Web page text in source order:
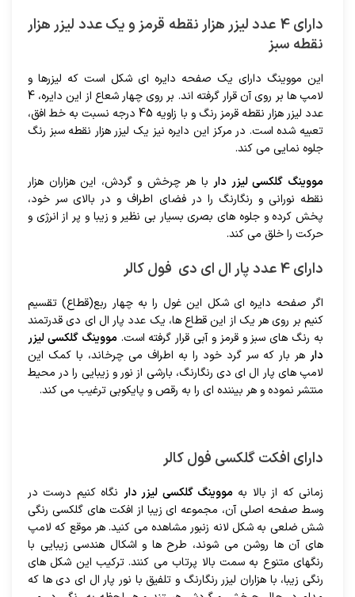
دارای 4 عدد لیزر هزار نقطه قرمز و یک عدد لیزر هزار
نقطه سبز
این مووینگ دارای یک صفحه دایره ای شکل است که لیزرها و
لامپ ها بر روی آن قرار گرفته اند. بر روی چهار شعاع از این دایره، 4
عدد لیزر هزار نقطه قرمز رنگ و با زاویه 45 درجه نسبت به خط افق،
تعبیه شده است. در مرکز این دایره نیز یک لیزر هزار نقطه سبز رنگ
جلوه نمایی می کند.
مووینگ گلکسی لیزر دار با هر چرخش و گردش، این هزاران هزار
نقطه نورانی و رنگارنگ را در فضای اطراف و در بالای سر خود،
پخش کرده و جلوه های بصری بسیار بی نظیر و زیبا و پر از انرژی و
حرکت را خلق می کند.
دارای 4 عدد پار ال ای دی فول کالر
اگر صفحه دایره ای شکل این غول را به چهار ربع(قطاع) تقسیم
کنیم بر روی هر یک از این قطاع ها، یک عدد پار ال ای دی قدرتمند
به رنگ های سبز و قرمز و آبی قرار گرفته است.مووینگ گلکسی لیزر
دار هر بار که سر گرد خود را به اطراف می چرخاند، با کمک این
لامپ های پار ال ای دی رنگارنگ، بارشی از نور و زیبایی را در محیط
منتشر نموده و هر بیننده ای را به رقص و پایکوبی ترغیب می کند.
دارای افکت گلکسی فول کالر
زمانی که از بالا بهمووینگ گلکسی لیزر دار نگاه کنیم درست در
وسط صفحه اصلی آن، مجموعه ای زیبا از افکت های گلکسی رنگی
شش ضلعی به شکل لانه زنبور مشاهده می کنید. هر موقع که لامپ
های آن ها روشن می شوند، طرح ها و اشکال هندسی زیبایی با
رنگهای متنوع به سمت بالا پرتاب می کنند. ترکیب این شکل های
رنگی زیبا، با هزاران لیزر رنگارنگ و تلفیق با نور پار ال ای دی ها که